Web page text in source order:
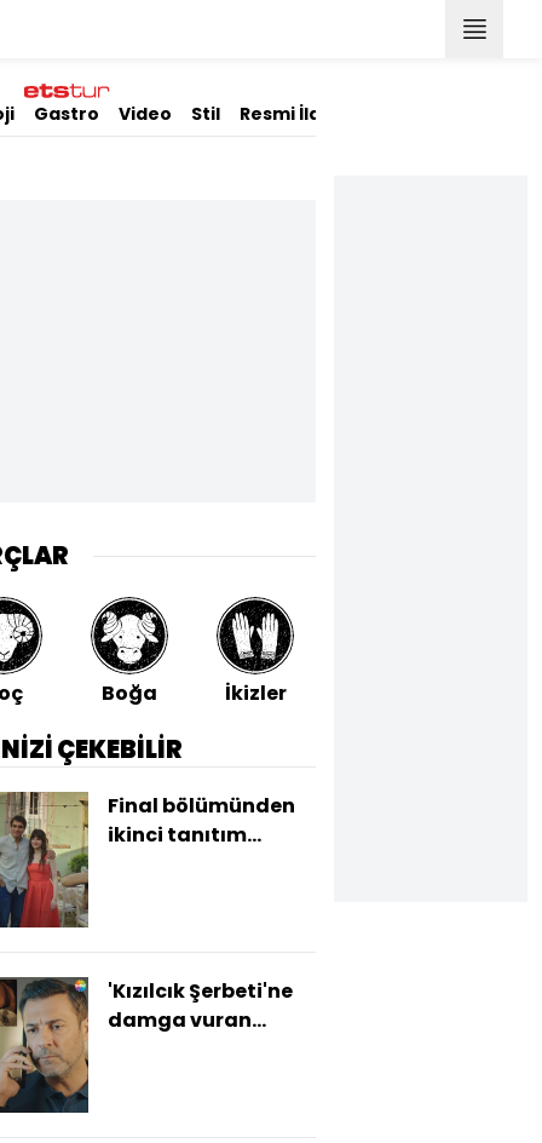
Gastro Video Stil Resmi İlanlar
Boğa İkizler
ÇEKEBİLİR
Final bölümünden
ikinci tanıtım
'Kızılcık Şerbeti'ne
damga vuran